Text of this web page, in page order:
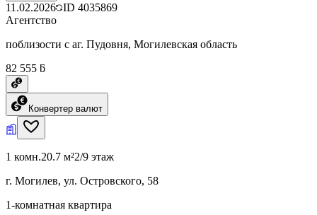
11.02.2026 ID 4035869
Агентство
поблизости с аг. Пудовня, Могилевская область
82 555 ƃ
Конвертер валют
1 комн.20.7 м²2/9 этаж
г. Могилев, ул. Островского, 58
1-комнатная квартира